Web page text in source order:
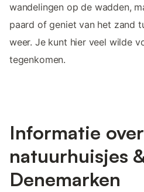
wandelingen op de wadden,
paard of geniet van het zand
weer. Je kunt hier veel wilde
tegenkomen.
Informatie over
natuurhuisjes
Denemarken